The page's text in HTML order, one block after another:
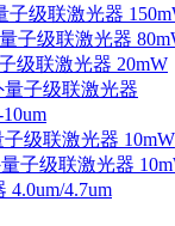
子级联激光器
子级联激光器
级联激光器 20mW
量子级联激光器
级联激光器 10mW
子级联激光器
4.7um